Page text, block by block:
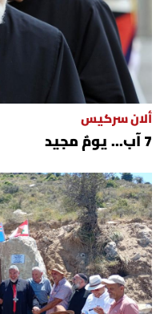
ألان سركيس
7 آب... يومٌ مجيد